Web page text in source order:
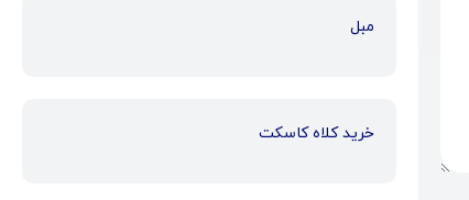
مبل
خرید کلاه کاسکت